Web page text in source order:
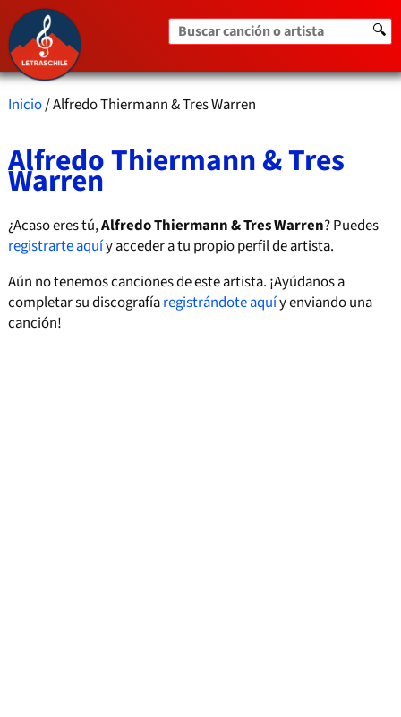
Buscar canción o artista 🔍
Inicio/ Alfredo Thiermann & Tres Warren
Alfredo Thiermann & Tres
Warren
¿Acaso eres tú,Alfredo Thiermann & Tres Warren? Puedes
registrarte aquíy acceder a tu propio perfil de artista.
Aún no tenemos canciones de este artista. ¡Ayúdanos a
completar su discografíaregistrándote aquíy enviando una
canción!